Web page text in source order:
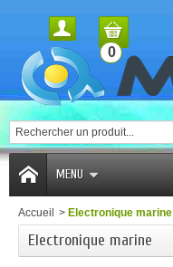
0
MENU
Accueil > Electronique marine
Electronique marine